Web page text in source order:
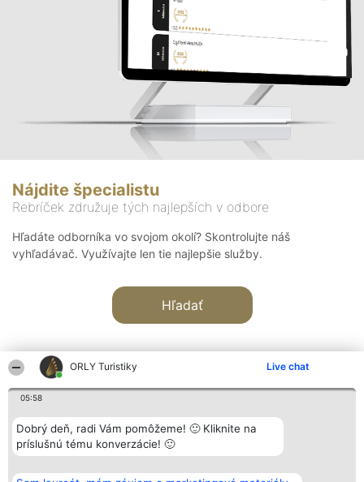
ORLY Turistiky Live chat
05:58
Dobrý deň, radi Vám pomôžeme! 🙂 Kliknite na
príslušnú tému konverzácie! 🙂
Nájdite špecialistu
Rebríček združuje tých najlepších v odbore
Hľadáte odborníka vo svojom okolí? Skontrolujte náš
vyhľadávač. Využívajte len tie najlepšie služby.
Hľadať
Organizátor hodnotenia
Bright Side Solutions sp. z o.
o. sp. k.
Wrocław 50-079
Hodnotenie
Laureáti
Lista
Laureatów
Kontakt
Kontakt